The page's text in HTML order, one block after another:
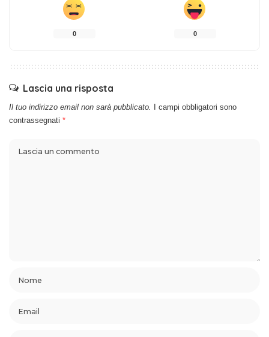
0 0
Lascia una risposta
Il tuo indirizzo email non sarà pubblicato.
I campi obbligatori sono
contrassegnati *